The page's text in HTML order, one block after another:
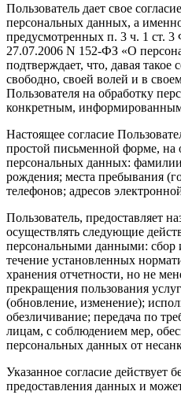
Пользователь дает свое
персональных данных, а
предусмотренных п. 3 ч. 1 ст. 3
27.07.2006 N 152-ФЗ «О
подтверждает, что, давая такое
свободно, своей волей и в
Пользователя на обработку
конкретным,
Настоящее согласие
простой письменной форме, на
персональных данных:
рождения; места пребывания
телефонов; адресов
Пользователь, предоставляет
осуществлять следующие
персональными данными: сбор
течение установленных
хранения отчетности, но не
прекращения пользования
(обновление, изменение);
обезличивание; передача по
лицам, с соблюдением мер,
персональных данных от
Указанное согласие действует
предоставления данных и